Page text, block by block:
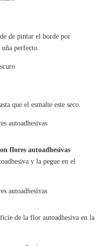
de pintar el borde por
uña perfecto.
que el esmalte este seco.
flores autoadhesivas
y la pegue en el
de la flor autoadhesiva en la